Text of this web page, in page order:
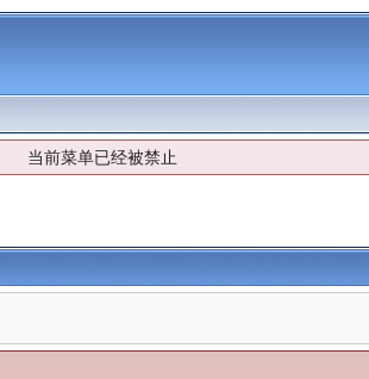
当前菜单已经被禁止